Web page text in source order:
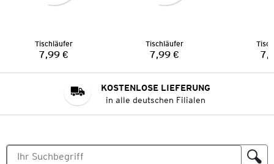
Tischläufer
Preis:
7,99 €
Tischläufer
Preis:
7,99 €
KOSTENLOSE LIEFERUNG
in alle deutschen Filialen